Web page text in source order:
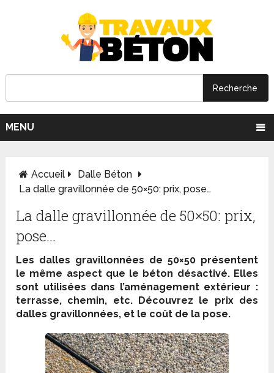
MENU
Accueil
Dalle Béton
La dalle gravillonnée de 50×50: prix, pose…
La dalle gravillonnée de 50×50: prix,
pose…
Les dalles gravillonnées de 50×50 présentent
le même aspect que le béton désactivé. Elles
sont utilisées dans l’aménagement extérieur :
terrasse, chemin, etc. Découvrez le prix des
dalles gravillonnées, et le coût de la pose.